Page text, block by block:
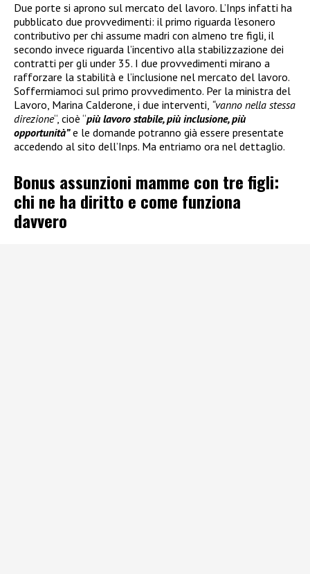
Due porte si aprono sul mercato del lavoro. L’Inps infatti ha
pubblicato due provvedimenti: il primo riguarda l’esonero
contributivo per chi assume madri con almeno tre figli, il
secondo invece riguarda l’incentivo alla stabilizzazione dei
contratti per gli under 35. I due provvedimenti mirano a
rafforzare la stabilità e l’inclusione nel mercato del lavoro.
Soffermiamoci sul primo provvedimento. Per la ministra del
Lavoro, Marina Calderone, i due interventi, “vanno nella stessa
direzione“, cioè “più lavoro stabile, più inclusione, più
opportunità”e le domande potranno già essere presentate
accedendo al sito dell’Inps. Ma entriamo ora nel dettaglio.
Bonus assunzioni mamme con tre figli:
chi ne ha diritto e come funziona
davvero